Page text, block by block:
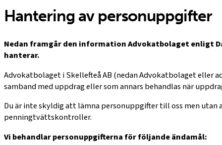
Hantering av personuppgifter
Nedan framgår den information Advokatbolaget enligt
hanterar.
Advokatbolaget i Skellefteå AB (nedan Advokatbolaget eller
samband med uppdrag eller som annars behandlas när
Du är inte skyldig att lämna personuppgifter till oss men
penningtvättskontroller.
Vi behandlar personuppgifterna för följande ändamål: